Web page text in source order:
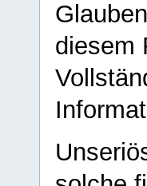
diesem